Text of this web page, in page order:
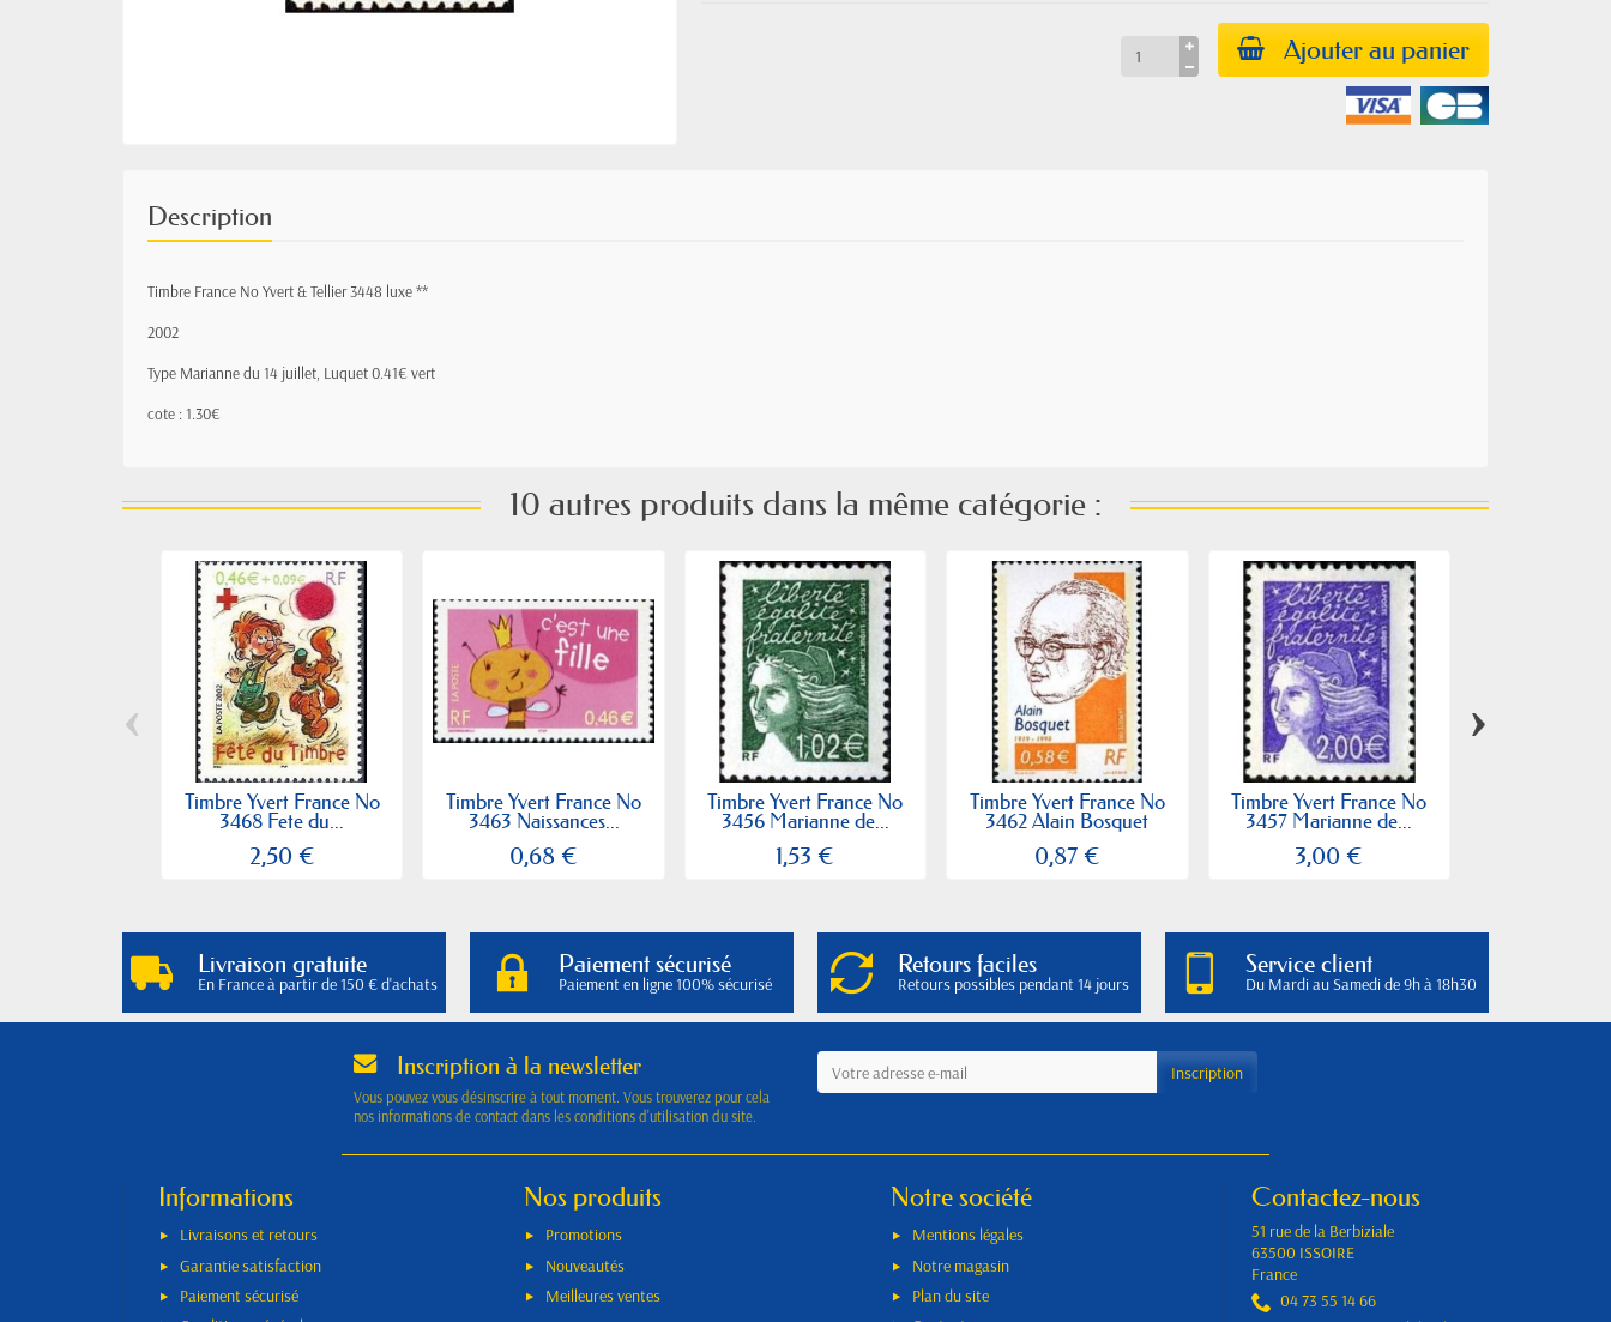
Ajouter au panier
Description
Timbre France No Yvert & Tellier 3448 luxe **
2002
Type Marianne du 14 juillet, Luquet 0.41€ vert
cote : 1.30€
10 autres produits dans la même catégorie :
Timbre Yvert France No
3468 Fete du...
2,50 €
Timbre Yvert France No
3463 Naissances...
0,68 €
Timbre Yvert France No
3456 Marianne de...
1,53 €
Timbre Yvert France No
3462 Alain Bosquet
0,87 €
Timbre Yvert France No
3457 Marianne de...
3,00 €
‹ ›
Livraison gratuite
En France à partir de 150 € d'achats
Paiement sécurisé
Paiement en ligne 100% sécurisé
Retours faciles
Retours possibles pendant 14 jours
Service client
Du Mardi au Samedi de 9h à 18h30
Inscription à la newsletter
Vous pouvez vous désinscrire à tout moment. Vous trouverez pour cela
nos informations de contact dans les conditions d'utilisation du site.
Informations
Livraisons et retours
Garantie satisfaction
Paiement sécurisé
Nos produits
Promotions
Nouveautés
Meilleures ventes
Notre société
Mentions légales
Notre magasin
Plan du site
Contactez-nous
51 rue de la Berbiziale
63500 ISSOIRE
France
04 73 55 14 66